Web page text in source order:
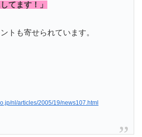
てます！」
トも寄せられています。
nl/articles/2005/19/news107.html